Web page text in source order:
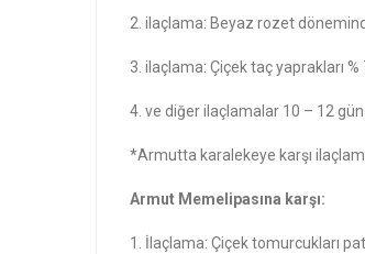
2. ilaçlama: Beyaz rozet
3. ilaçlama: Çiçek taç yaprakları
4. ve diğer ilaçlamalar 10 – 12 gün
*Armutta karalekeye karşı
Armut Memelipasına karşı:
1. İlaçlama: Çiçek tomurcukları